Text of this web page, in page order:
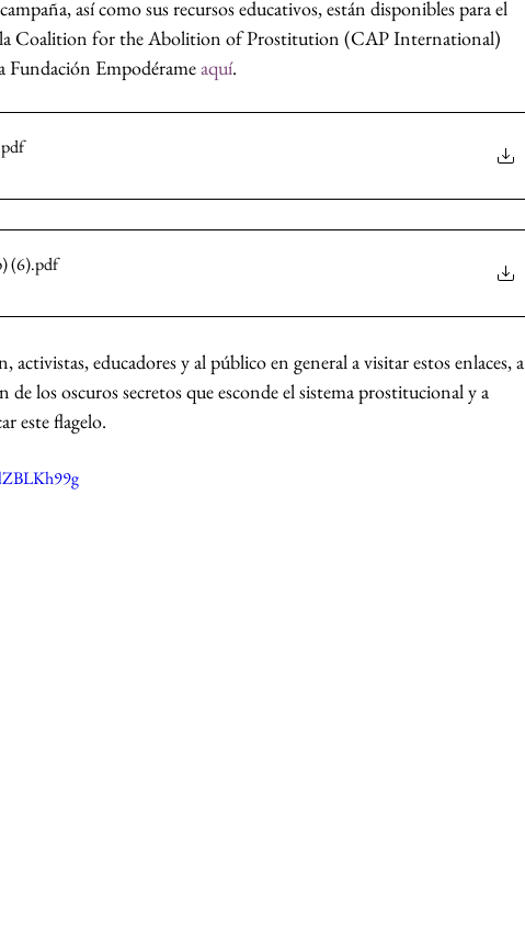
así como sus recursos educativos, están disponibles para el
la Coalition for the Abolition of Prostitution (CAP International)
Fundación Empodérame aquí.
(6).pdf
educadores y al público en general a visitar estos enlaces, a
los oscuros secretos que esconde el sistema prostitucional y a
este flagelo.